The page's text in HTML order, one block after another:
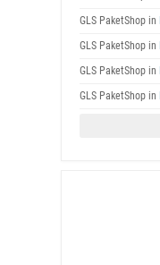
GLS PaketShop in
GLS PaketShop in
GLS PaketShop in
GLS PaketShop in